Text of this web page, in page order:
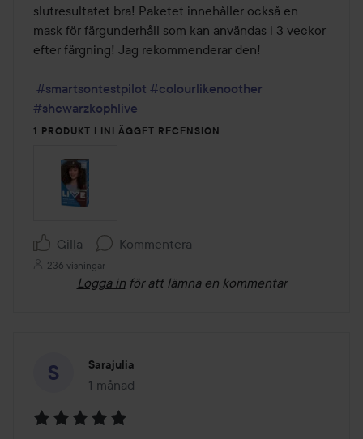
slutresultatet bra! Paketet innehåller också en
mask för färgunderhåll som kan användas i 3 veckor
efter färgning! Jag rekommenderar den!
#smartsontestpilot #colourlikenoother
#shcwarzkophlive
1 PRODUKT I INLÄGGET RECENSION
Gilla Kommentera
236 visningar
Logga in för att lämna en kommentar
Sarajulia
1 månad
Inlägget skapades 1 månad